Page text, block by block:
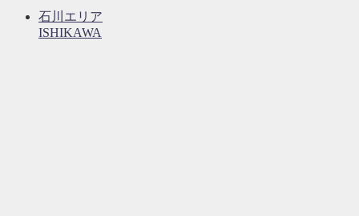
石川エリア
ISHIKAWA